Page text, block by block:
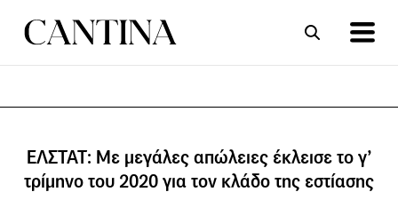
ΕΛΣΤΑΤ: Με μεγάλες απώλειες έκλεισε το γ’
τρίμηνο του 2020 για τον κλάδο της εστίασης